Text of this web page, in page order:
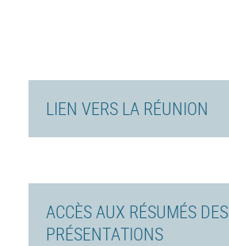
LIEN VERS LA RÉUNION
ACCÈS AUX RÉSUMÉS DES
PRÉSENTATIONS